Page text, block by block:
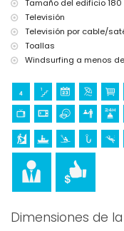
Tamaño del edificio 180
Televisión
Televisión por cable/
Toallas
Windsurfing a menos
Dimensiones de